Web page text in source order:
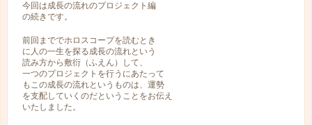
今回は成長の流れのプロジェクト編
の続きです。
前回まででホロスコープを読むとき
に人の一生を探る成長の流れという
読み方から敷衍（ふえん）して、
一つのプロジェクトを行うにあたって
もこの成長の流れというものは、運勢
を支配していくのだということをお伝え
いたしました。